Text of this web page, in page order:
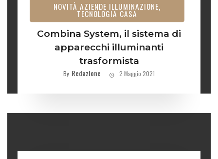
NOVITÀ AZIENDE ILLUMINAZIONE,
TECNOLOGIA CASA
Combina System, il sistema di
apparecchi illuminanti
trasformista
By Redazione 2 Maggio 2021